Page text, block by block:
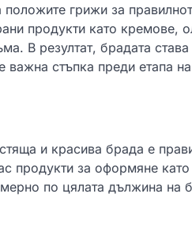
грижи за
продукти като кремове,
В резултат, брадата
стъпка преди етапа
и красива брада е
продукти за оформяне
по цялата дължина на